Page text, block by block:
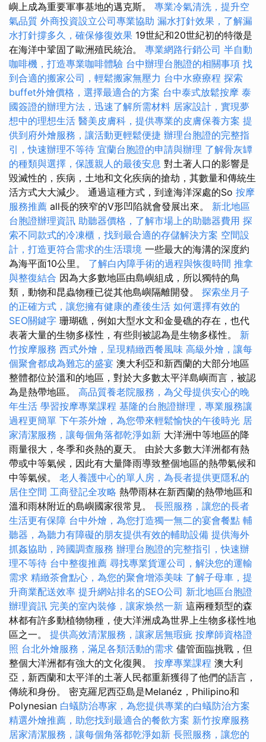
嶼上成為重要軍事基地的邁克斯。 專業冷氣清洗，提升空
氣品質 外商投資設立公司專業協助 漏水打針效果，了解漏
水打針撐多久，確保修復效果 19世紀和20世紀初的特徵是
在海洋中鞏固了歐洲殖民統治。 專業網路行銷公司 半自動
咖啡機，打造專業咖啡體驗 台中辦理台胞證的相關事項 找
到合適的搬家公司，輕鬆搬家無壓力 台中水療療程 探索
buffet外燴價格，選擇最適合的方案 台中泰式放鬆按摩 泰
國簽證的辦理方法，迅速了解所需材料 居家設計，實現夢
想中的理想生活 醫美皮膚科，提供專業的皮膚保養方案 提
供到府外燴服務，讓活動更輕鬆便捷 辦理台胞證的完整指
引，快速辦理不等待 宜蘭台胞證的申請與辦理 了解骨灰罈
的種類與選擇，保護親人的最後安息 對土著人口的影響是
毀滅性的，疾病，土地和文化疾病的搶劫，其數量和傳統生
活方式大大減少。 通過這種方式，到達海洋深處的So 按摩
服務推薦 all長的狹窄的V形凹陷就會發展出來。 新北地區
台胞證辦理資訊 助聽器價格，了解市場上的助聽器費用 探
索不同款式的冷凍櫃，找到最合適的存儲解決方案 空間設
計，打造更符合需求的生活環境 一些最大的海溝的深度約
為海平面10公里。 了解白內障手術的過程與恢復時間 推拿
與整復結合 因為大多數地區由島嶼組成，所以獨特的鳥
類，動物和昆蟲物種已從其他島嶼隔離開發。 探索坐月子
的正確方式，讓您擁有健康的產後生活 如何選擇有效的
SEO關鍵字 珊瑚礁，例如大型水文和金曼礁的存在，也代
表著大量的生物多樣性，有些則被認為是生物多樣性。 新
竹按摩服務 西式外燴，呈現精緻西餐風味 高級外燴，讓每
個聚會都成為難忘的盛宴 澳大利亞和新西蘭的大部分地區
整體都位於溫和的地區，對於大多數太平洋島嶼而言，被認
為是熱帶地區。 高品質養老院服務，為父母提供安心的晚
年生活 學習按摩專業課程 基隆的台胞證辦理，專業服務讓
過程更簡單 下午茶外燴，為您帶來輕鬆愉快的午後時光 居
家清潔服務，讓每個角落都乾淨如新 大洋洲中等地區的降
雨量很大，冬季和炎熱的夏天。 由於大多數大洋洲都有熱
帶或中等氣候，因此有大量降雨導致整個地區的熱帶氣候和
中等氣候。 老人養護中心的單人房，為長者提供更隱私的
居住空間 工商登記全攻略 熱帶雨林在新西蘭的熱帶地區和
溫和雨林附近的島嶼國家很常見。 長照服務，讓您的長者
生活更有保障 台中外燴，為您打造獨一無二的宴會餐點 輔
聽器，為聽力有障礙的朋友提供有效的輔助設備 提供海外
抓姦協助，跨國調查服務 辦理台胞證的完整指引，快速辦
理不等待 台中整復推薦 尋找專業貨運公司，解決您的運輸
需求 精緻茶會點心，為您的聚會增添美味 了解子母車，提
升商業配送效率 提升網站排名的SEO公司 新北地區台胞證
辦理資訊 完美的室內裝修，讓家焕然一新 這兩種類型的森
林都有許多動植物物種，使大洋洲成為世界上生物多樣性地
區之一。 提供高效清潔服務，讓家居無瑕疵 按摩師資格證
照 台北外燴服務，滿足各類活動的需求 儘管面臨挑戰，但
整個大洋洲都有強大的文化復興。 按摩專業課程 澳大利
亞，新西蘭和太平洋的土著人民都重新獲得了他們的語言，
傳統和身份。 密克羅尼西亞島是Melanéz，Philipino和
Polynesian 白蟻防治專家，為您提供專業的白蟻防治方案
精選外燴推薦，助您找到最適合的餐飲方案 新竹按摩服務
居家清潔服務，讓每個角落都乾淨如新 長照服務，讓您的